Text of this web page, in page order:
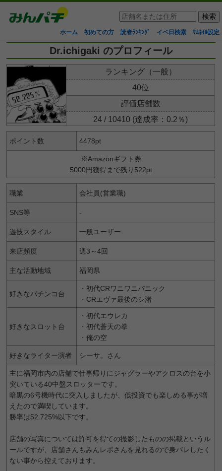
ホーム 初めての方 読者ﾗﾝｷﾝｸﾞ イベ日検索 ｻﾑﾈｲﾙ設定
Dr.ichigaki のプロフィール
ランキング（一般）
40位
評価店舗数
24 / 10410 (達成率：0.2％)
ポイント数 4478pt
※Amazonギフト券
5000円獲得まで残り522pt
職業 会社員(営業職)
SNS等 -
遊技スタイル 一般ユーザー
来店頻度 週3～4回
主な活動地域 福岡県
好きなパチンコ台
・初代CRワニワニパニック
・CRエヴァ最後のシ渚
好きなスロット台
・初代エウレカ
・初代蒼天の拳
・俺の空
好きなライター演者 シーサ。さん
主に福岡市内の店舗で仕事帰りにジャグラーやアクロスの台を小
突いている40中盤スロッターです。
暗黒の6号機時代に突入しましたが、低投資でも楽しめる事が増
えたので満喫しています。
勝率は52.725%以下です。
店舗の写真については許可を得ての撮影したものの掲載というル
ールですが、店舗さんもみんレポさんを見れるので身バレしたく
ない事から控えております。